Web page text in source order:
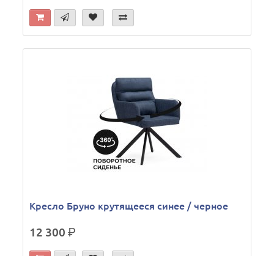
Кресло Бруно крутящееся синее / черное
12 300р.